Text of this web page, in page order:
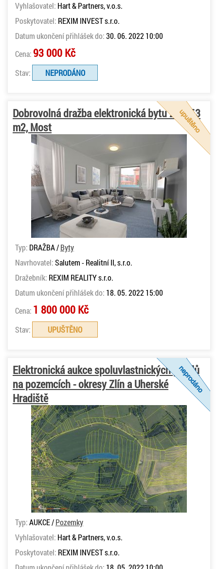
Vyhlašovatel: Hart & Partners, v.o.s.
Poskytovatel: REXIM INVEST s.r.o.
Datum ukončení přihlášek do:30. 06. 2022 10:00
Cena:93 000 Kč
Stav: NEPRODÁNO
Dobrovolná dražba elektronická bytu 2+1, 63
m2, Most
Typ: DRAŽBA /Byty
Navrhovatel:Salutem - Realitní II, s.r.o.
Dražebník: REXIM REALITY s.r.o.
Datum ukončení přihlášek do: 18. 05. 2022 15:00
Cena: 1 800 000 Kč
Stav: UPUŠTĚNO
Elektronická aukce spoluvlastnických podílů
na pozemcích - okresy Zlín a Uherské
Hradiště
Typ:AUKCE /Pozemky
Vyhlašovatel: Hart & Partners, v.o.s.
Poskytovatel: REXIM INVEST s.r.o.